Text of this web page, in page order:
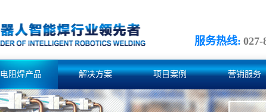
服务热线: 027-
电阻焊产品 解决方案 项目案例 营销服务